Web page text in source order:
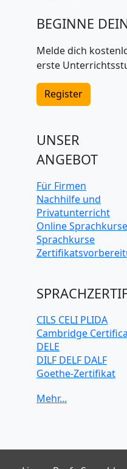
BEGINNE
Melde dich
erste
Register
UNSER
ANGEBOT
Für Firmen
Nachhilfe und
Privatunterricht
Online Sprachkurse
Sprachkurse
CILS CELI PLIDA
Cambridge
DELE
DILF DELF DALF
Goethe-Zertifikat
TELC